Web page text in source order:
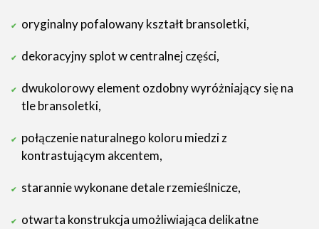
oryginalny pofalowany kształt bransoletki,
dekoracyjny splot w centralnej części,
dwukolorowy element ozdobny wyróżniający się na
tle bransoletki,
połączenie naturalnego koloru miedzi z
kontrastującym akcentem,
starannie wykonane detale rzemieślnicze,
otwarta konstrukcja umożliwiająca delikatne